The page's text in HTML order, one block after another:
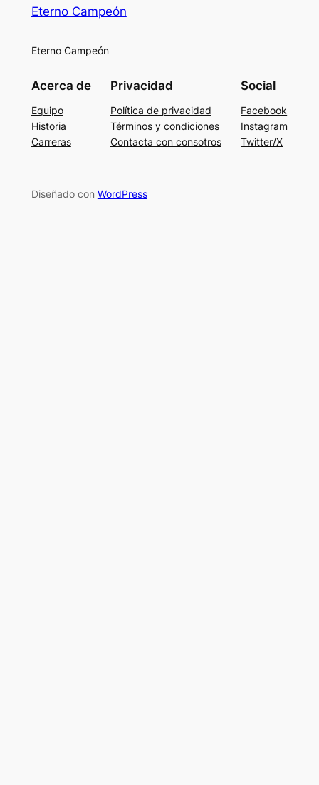
Eterno Campeón
Eterno Campeón
Acerca de
Equipo
Historia
Carreras
Privacidad
Política de privacidad
Términos y condiciones
Contacta con consotros
Social
Facebook
Instagram
Twitter/X
Diseñado con WordPress